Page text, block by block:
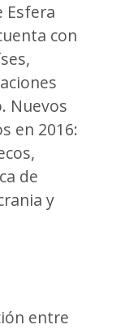
Esfera
con
Nuevos
en 2016:
de
y
entre